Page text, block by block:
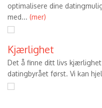
optimalisere dine
med... (mer)
Kjærlighet
Det å finne ditt livs
datingbyrået først. Vi kan